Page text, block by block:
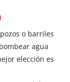
o barriles
agua
elección es